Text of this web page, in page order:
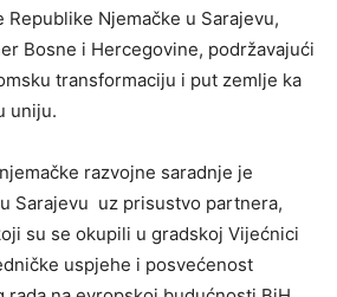
Republike Njemačke u Sarajevu,
Bosne i Hercegovine, podržavajući
transformaciju i put zemlje ka
uniju.
razvojne saradnje je
Sarajevu uz prisustvo partnera,
su se okupili u gradskoj Vijećnici
uspjehe i posvećenost